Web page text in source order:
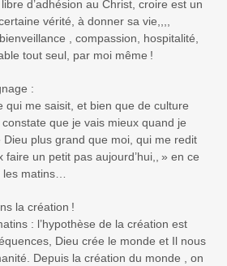
d’adhésion au Christ, croire est un
vérité, à donner sa vie,,,,
, compassion, hospitalité,
tout seul, par moi même !
:
qui me saisit, et bien que de culture
que je vais mieux quand je
Dieu plus grand que moi, qui me redit
faire un petit pas aujourd’hui,, » en ce
les matins…
la création !
: l’hypothèse de la création est
Dieu crée le monde et Il nous
Depuis la création du monde , on